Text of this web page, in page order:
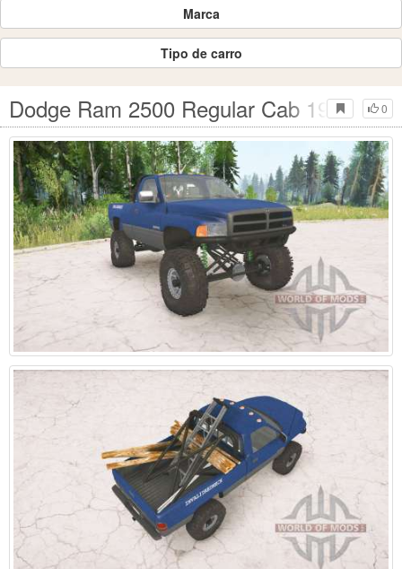
Marca
Tipo de carro
0
Dodge Ram 2500 Regular Cab 1994